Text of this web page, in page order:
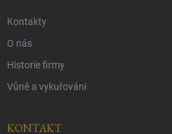
Kontakty
O nás
Historie firmy
Vůně a vykuřováni
KONTAKT